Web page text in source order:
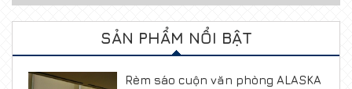
SẢN PHẨM NỔI BẬT
Rèm sáo cuộn văn phòng ALASKA